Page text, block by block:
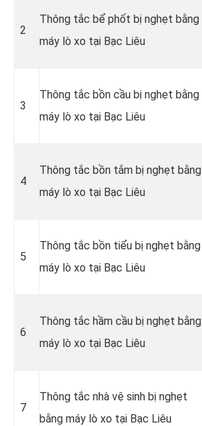
2
Thông tắc bể phốt bị nghẹt bằng
máy lò xo tại Bạc Liêu
3
Thông tắc bồn cầu bị nghẹt bằng
máy lò xo tại Bạc Liêu
4
Thông tắc bồn tắm bị nghẹt bằng
máy lò xo tại Bạc Liêu
5
Thông tắc bồn tiểu bị nghẹt bằng
máy lò xo tại Bạc Liêu
6
Thông tắc hầm cầu bị nghẹt bằng
máy lò xo tại Bạc Liêu
7
Thông tắc nhà vệ sinh bị nghẹt
bằng máy lò xo tại Bạc Liêu